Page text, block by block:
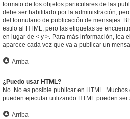
formato de los objetos particulares de las
debe ser habilitado por la administración,
del formulario de publicación de mensajes.
estilo al HTML, pero las etiquetas se
en lugar de < y >. Para más información, lea
aparece cada vez que va a publicar un
Arriba
¿Puedo usar HTML?
No. No es posible publicar en HTML.
pueden ejecutar utilizando HTML pueden
Arriba